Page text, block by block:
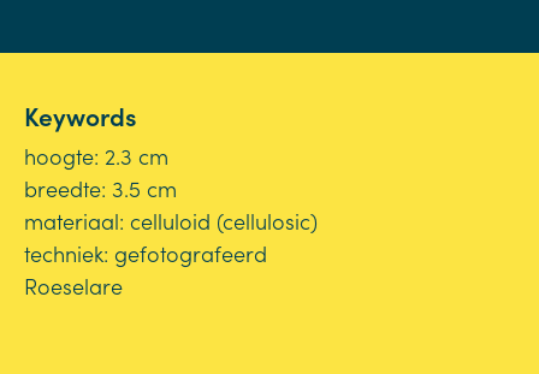
Keywords
hoogte: 2.3 cm
breedte: 3.5 cm
materiaal: celluloid (cellulosic)
techniek: gefotografeerd
Roeselare